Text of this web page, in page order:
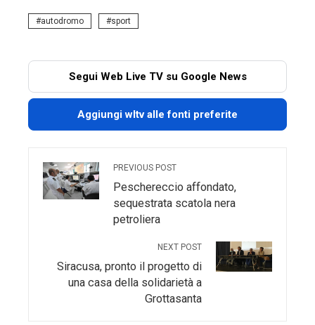
autodromo sport
Segui Web Live TV su Google News
Aggiungi wltv alle fonti preferite
PREVIOUS POST
Peschereccio affondato,
sequestrata scatola nera
petroliera
NEXT POST
Siracusa, pronto il progetto di
una casa della solidarietà a
Grottasanta